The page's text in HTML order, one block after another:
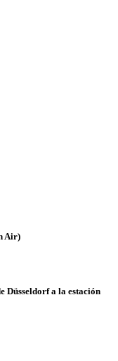
Air)
Düsseldorf a la estación